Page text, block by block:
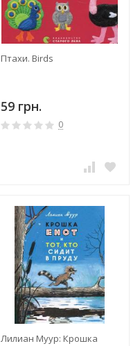
Птахи. Birds
59 грн.
0
Лилиан Муур: Крошка